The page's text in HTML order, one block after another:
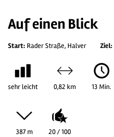
Auf einen Blick
Start: Rader Straße, Halver Ziel:
sehr leicht 0,82 km 13 Min.
387 m 20 / 100